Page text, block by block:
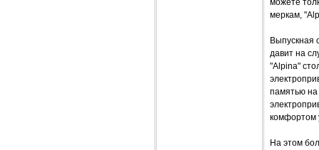
можете
меркам,
Выпускная
давит на
"Alpina"
памятью на
комфортом
На этом